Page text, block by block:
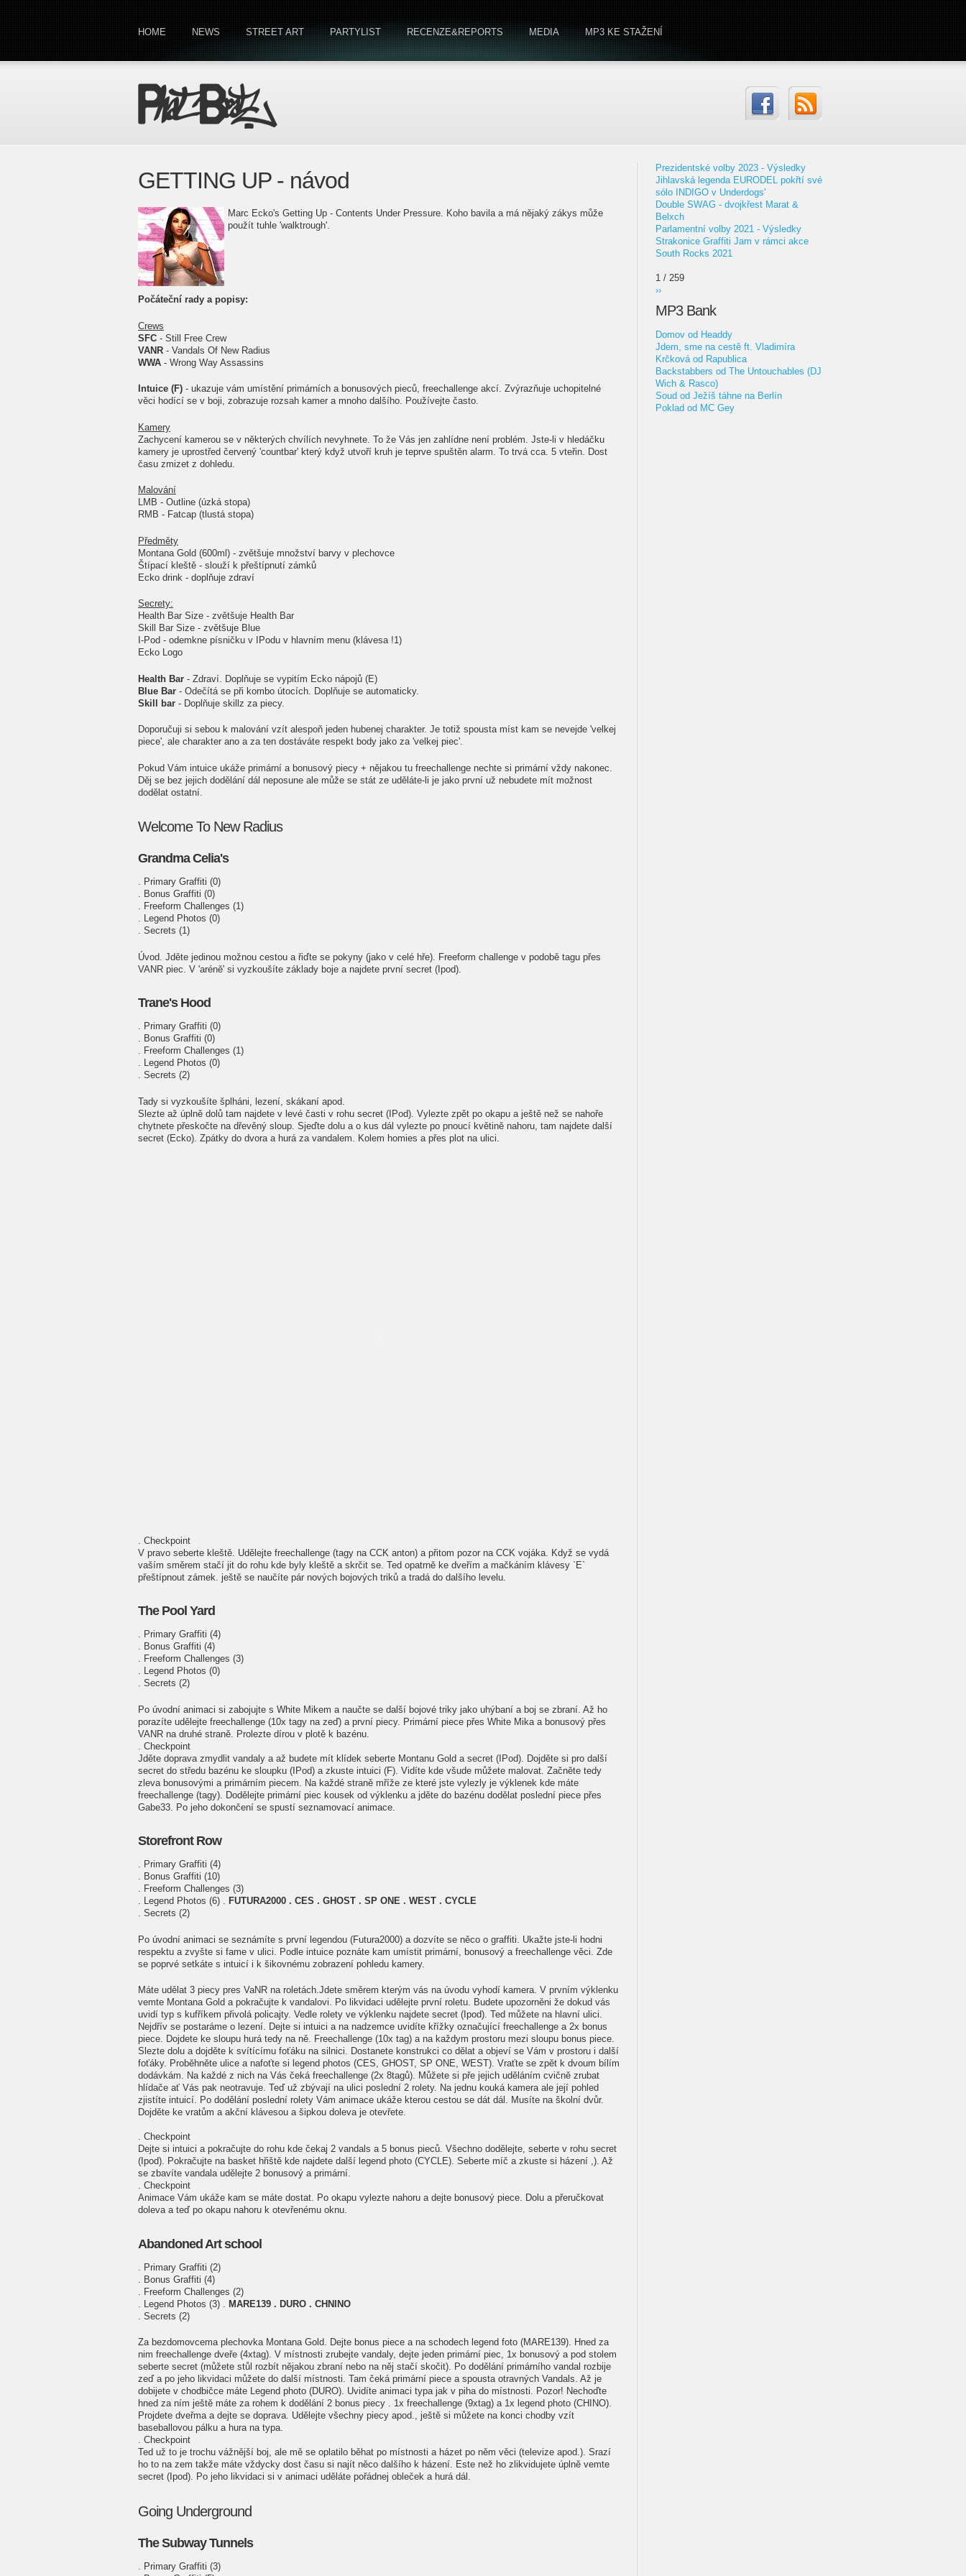
HOME NEWS STREET ART PARTYLIST RECENZE&REPORTS MEDIA MP3 KE STAŽENÍ
GETTING UP - návod
Marc Ecko's Getting Up - Contents Under Pressure. Koho bavila a má nějaký zákys může
použít tuhle 'walktrough'.
Počáteční rady a popisy:
Crews
SFC - Still Free Crew
VANR - Vandals Of New Radius
WWA - Wrong Way Assassins
Intuice (F) - ukazuje vám umístění primárních a bonusových pieců, freechallenge akcí. Zvýrazňuje uchopitelné
věci hodící se v boji, zobrazuje rozsah kamer a mnoho dalšího. Používejte často.
Kamery
Zachycení kamerou se v některých chvílích nevyhnete. To že Vás jen zahlídne není problém. Jste-li v hledáčku
kamery je uprostřed červený 'countbar' který když utvoří kruh je teprve spuštěn alarm. To trvá cca. 5 vteřin. Dost
času zmizet z dohledu.
Malování
LMB - Outline (úzká stopa)
RMB - Fatcap (tlustá stopa)
Předměty
Montana Gold (600ml) - zvětšuje množství barvy v plechovce
Štípací kleště - slouží k přeštípnutí zámků
Ecko drink - doplňuje zdraví
Secrety:
Health Bar Size - zvětšuje Health Bar
Skill Bar Size - zvětšuje Blue
I-Pod - odemkne písničku v IPodu v hlavním menu (klávesa !1)
Ecko Logo
Health Bar - Zdraví. Doplňuje se vypitím Ecko nápojů (E)
Blue Bar - Odečítá se při kombo útocích. Doplňuje se automaticky.
Skill bar - Doplňuje skillz za piecy.
Doporučuji si sebou k malování vzít alespoň jeden hubenej charakter. Je totiž spousta míst kam se nevejde 'velkej
piece', ale charakter ano a za ten dostáváte respekt body jako za 'velkej piec'.
Pokud Vám intuice ukáže primární a bonusový piecy + nějakou tu freechallenge nechte si primární vždy nakonec.
Děj se bez jejich dodělání dál neposune ale může se stát ze uděláte-li je jako první už nebudete mít možnost
dodělat ostatní.
Welcome To New Radius
Grandma Celia's
. Primary Graffiti (0)
. Bonus Graffiti (0)
. Freeform Challenges (1)
. Legend Photos (0)
. Secrets (1)
Úvod. Jděte jedinou možnou cestou a řiďte se pokyny (jako v celé hře). Freeform challenge v podobě tagu přes
VANR piec. V 'aréně' si vyzkoušíte základy boje a najdete první secret (Ipod).
Trane's Hood
. Primary Graffiti (0)
. Bonus Graffiti (0)
. Freeform Challenges (1)
. Legend Photos (0)
. Secrets (2)
Tady si vyzkoušíte šplháni, lezení, skákaní apod.
Slezte až úplně dolů tam najdete v levé časti v rohu secret (IPod). Vylezte zpět po okapu a ještě než se nahoře
chytnete přeskočte na dřevěný sloup. Sjeďte dolu a o kus dál vylezte po pnoucí květině nahoru, tam najdete další
secret (Ecko). Zpátky do dvora a hurá za vandalem. Kolem homies a přes plot na ulici.
. Checkpoint
V pravo seberte kleště. Udělejte freechallenge (tagy na CCK anton) a přitom pozor na CCK vojáka. Když se vydá
vaším směrem stačí jit do rohu kde byly kleště a skrčit se. Ted opatrně ke dveřím a mačkáním klávesy `E`
přeštípnout zámek. ještě se naučíte pár nových bojových triků a tradá do dalšího levelu.
The Pool Yard
. Primary Graffiti (4)
. Bonus Graffiti (4)
. Freeform Challenges (3)
. Legend Photos (0)
. Secrets (2)
Po úvodní animaci si zabojujte s White Mikem a naučte se další bojové triky jako uhýbaní a boj se zbraní. Až ho
porazíte udělejte freechallenge (10x tagy na zeď) a první piecy. Primární piece přes White Mika a bonusový přes
VANR na druhé straně. Prolezte dírou v plotě k bazénu.
. Checkpoint
Jděte doprava zmydlit vandaly a až budete mít klídek seberte Montanu Gold a secret (IPod). Dojděte si pro další
secret do středu bazénu ke sloupku (IPod) a zkuste intuici (F). Vidíte kde všude můžete malovat. Začněte tedy
zleva bonusovými a primárním piecem. Na každé straně mříže ze které jste vylezly je výklenek kde máte
freechallenge (tagy). Dodělejte primární piec kousek od výklenku a jděte do bazénu dodělat poslední piece přes
Gabe33. Po jeho dokončení se spustí seznamovací animace.
Storefront Row
. Primary Graffiti (4)
. Bonus Graffiti (10)
. Freeform Challenges (3)
. Legend Photos (6) . FUTURA2000 . CES . GHOST . SP ONE . WEST . CYCLE
. Secrets (2)
Po úvodní animaci se seznámíte s první legendou (Futura2000) a dozvíte se něco o graffiti. Ukažte jste-li hodni
respektu a zvyšte si fame v ulici. Podle intuice poznáte kam umístit primární, bonusový a freechallenge věci. Zde
se poprvé setkáte s intuicí i k šikovnému zobrazení pohledu kamery.
Máte udělat 3 piecy pres VaNR na roletách.Jdete směrem kterým vás na úvodu vyhodí kamera. V prvním výklenku
vemte Montana Gold a pokračujte k vandalovi. Po likvidaci udělejte první roletu. Budete upozorněni že dokud vás
uvidí typ s kufříkem přivolá policajty. Vedle rolety ve výklenku najdete secret (Ipod). Ted můžete na hlavní ulici.
Nejdřív se postaráme o lezení. Dejte si intuici a na nadzemce uvidíte křížky označující freechallenge a 2x bonus
piece. Dojdete ke sloupu hurá tedy na ně. Freechallenge (10x tag) a na každym prostoru mezi sloupu bonus piece.
Slezte dolu a dojděte k svítícímu foťáku na silnici. Dostanete konstrukci co dělat a objeví se Vám v prostoru i další
foťáky. Proběhněte ulice a nafoťte si legend photos (CES, GHOST, SP ONE, WEST). Vraťte se zpět k dvoum bílím
dodávkám. Na každé z nich na Vás čeká freechallenge (2x 8tagů). Můžete si pře jejich uděláním cvičně zrubat
hlídače ať Vás pak neotravuje. Teď už zbývají na ulici poslední 2 rolety. Na jednu kouká kamera ale její pohled
zjistíte intuicí. Po dodělání poslední rolety Vám animace ukáže kterou cestou se dát dál. Musíte na školní dvůr.
Dojděte ke vratům a akční klávesou a šipkou doleva je otevřete.
. Checkpoint
Dejte si intuici a pokračujte do rohu kde čekaj 2 vandals a 5 bonus pieců. Všechno dodělejte, seberte v rohu secret
(Ipod). Pokračujte na basket hřiště kde najdete další legend photo (CYCLE). Seberte míč a zkuste si házení ,). Až
se zbavíte vandala udělejte 2 bonusový a primární.
. Checkpoint
Animace Vám ukáže kam se máte dostat. Po okapu vylezte nahoru a dejte bonusový piece. Dolu a přeručkovat
doleva a teď po okapu nahoru k otevřenému oknu.
Abandoned Art school
. Primary Graffiti (2)
. Bonus Graffiti (4)
. Freeform Challenges (2)
. Legend Photos (3) . MARE139 . DURO . CHNINO
. Secrets (2)
Za bezdomovcema plechovka Montana Gold. Dejte bonus piece a na schodech legend foto (MARE139). Hned za
nim freechallenge dveře (4xtag). V místnosti zrubejte vandaly, dejte jeden primární piec, 1x bonusový a pod stolem
seberte secret (můžete stůl rozbít nějakou zbraní nebo na něj stačí skočit). Po dodělání primárního vandal rozbije
zeď a po jeho likvidaci můžete do další místnosti. Tam čeká primární piece a spousta otravných Vandals. Až je
dobijete v chodbičce máte Legend photo (DURO). Uvidíte animaci typa jak v piha do místnosti. Pozor! Nechoďte
hned za ním ještě máte za rohem k dodělání 2 bonus piecy . 1x freechallenge (9xtag) a 1x legend photo (CHINO).
Projdete dveřma a dejte se doprava. Udělejte všechny piecy apod., ještě si můžete na konci chodby vzít
baseballovou pálku a hura na typa.
. Checkpoint
Ted už to je trochu vážnější boj, ale mě se oplatilo běhat po místnosti a házet po něm věci (televize apod.). Srazí
ho to na zem takže máte vždycky dost času si najít něco dalšího k házení. Este než ho zlikvidujete úplně vemte
secret (Ipod). Po jeho likvidaci si v animaci uděláte pořádnej obleček a hurá dál.
Going Underground
The Subway Tunnels
. Primary Graffiti (3)
Prezidentské volby 2023 - Výsledky
Jihlavská legenda EURODEL pokřtí své
sólo INDIGO v Underdogs'
Double SWAG - dvojkřest Marat &
Belxch
Parlamentní volby 2021 - Výsledky
Strakonice Graffiti Jam v rámci akce
South Rocks 2021
1 / 259
››
MP3 Bank
Domov od Headdy
Jdem, sme na cestě ft. Vladimíra
Krčková od Rapublica
Backstabbers od The Untouchables (DJ
Wich & Rasco)
Soud od Ježíš táhne na Berlín
Poklad od MC Gey